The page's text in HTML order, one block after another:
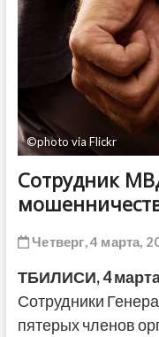
©photo via Flickr
Сотрудник
Четверг, 4 марта,
ТБИЛИСИ,4
Сотрудники
пятерых членов